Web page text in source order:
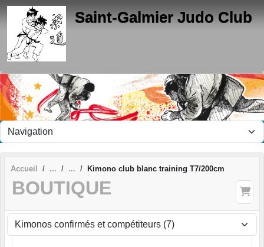
Saint-Galmier Judo Club
Accueil Kimono club blanc training T7/200cm
BOUTIQUE
Panneau de gestion des cookies